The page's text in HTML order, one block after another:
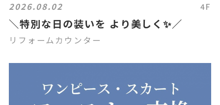
2026.08.02 4F
＼特別な日の装いを より美しく✨／
リフォームカウンター